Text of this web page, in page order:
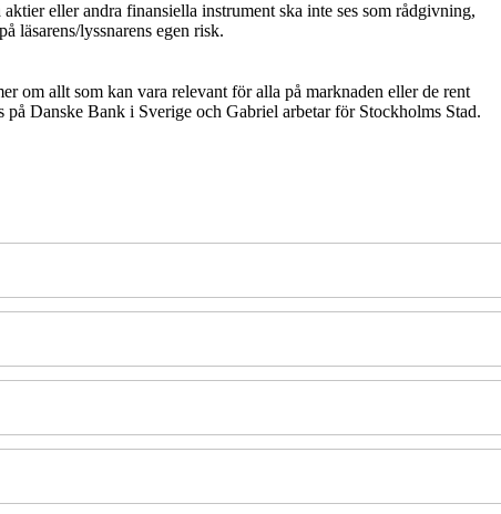
eller andra finansiella instrument ska inte ses som rådgivning,
läsarens/lyssnarens egen risk.
om allt som kan vara relevant för alla på marknaden eller de rent
Danske Bank i Sverige och Gabriel arbetar för Stockholms Stad.